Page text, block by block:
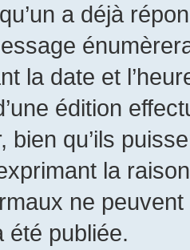
a déjà
la date et
édition
bien qu’ils
la
ne
été publiée.